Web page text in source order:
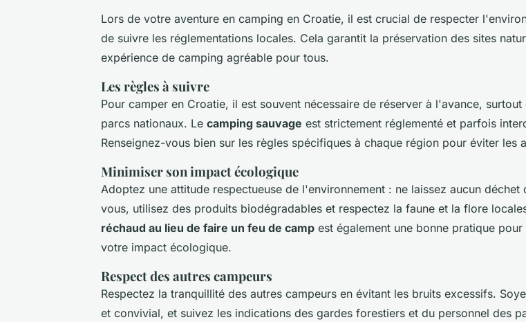
Lors de votre aventure en camping en Croatie, il est crucial de respecter
de suivre les réglementations locales. Cela garantit la préservation des sites
expérience de camping agréable pour tous.
Les règles à suivre
Pour camper en Croatie, il est souvent nécessaire de réserver à l'avance, surtout
parcs nationaux. Le camping sauvage est strictement réglementé et parfois
Renseignez-vous bien sur les règles spécifiques à chaque région pour éviter les
Minimiser son impact écologique
Adoptez une attitude respectueuse de l'environnement : ne laissez aucun déchet
vous, utilisez des produits biodégradables et respectez la faune et la flore
réchaud au lieu de faire un feu de camp est également une bonne pratique pour
votre impact écologique.
Respect des autres campeurs
Respectez la tranquillité des autres campeurs en évitant les bruits excessifs.
et convivial, et suivez les indications des gardes forestiers et du personnel des